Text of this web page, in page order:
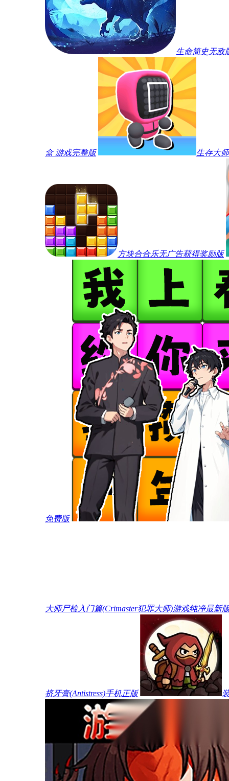
生命简史无敌
盒 游戏完整版 生存大
方块合合乐无广告获得奖励版
免费版
大师尸检入门篇(Crimaster犯罪大师)游戏纯净最新
挤牙膏(Antistress)手机正版